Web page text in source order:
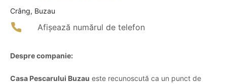
Crâng, Buzau
Afișează numărul de telefon
Despre companie:
Casa Pescarului Buzau este recunoscută ca un punct de